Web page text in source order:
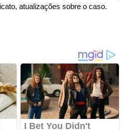
atualizações sobre o caso.